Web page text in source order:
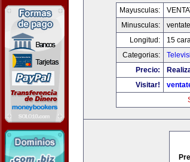
Mayusculas:
Minusculas:
Longitud:
15
Categorias:
Precio:
Visitar!